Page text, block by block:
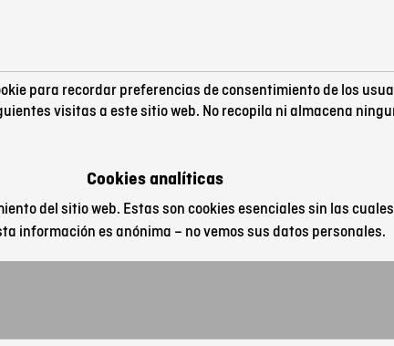
para recordar preferencias de consentimiento de los
visitas a este sitio web. No recopila ni almacena
Cookies analíticas
del sitio web. Estas son cookies esenciales sin las
información es anónima – no vemos sus datos personales.